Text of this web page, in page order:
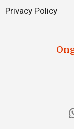
Privacy Policy